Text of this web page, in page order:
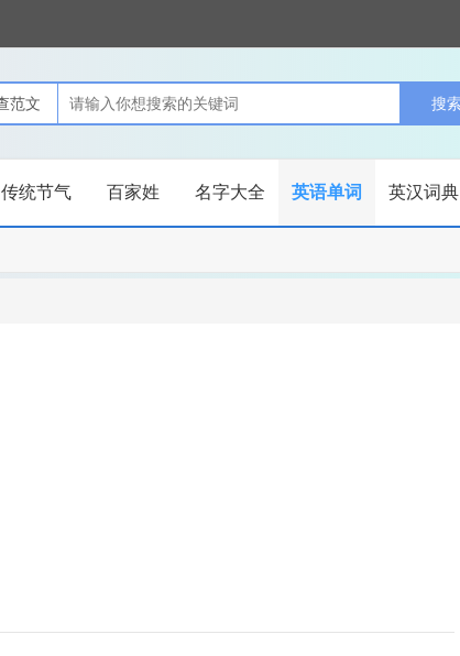
传统节气 百家姓 名字大全 英语单词 英汉词典